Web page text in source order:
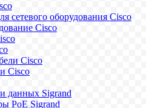
сетевого оборудования Cisco
Cisco
Cisco
Cisco
данных Sigrand
PoE Sigrand